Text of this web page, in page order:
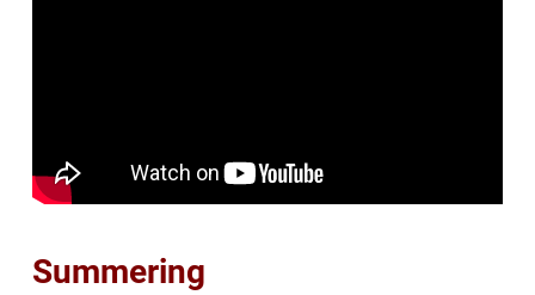
Summering